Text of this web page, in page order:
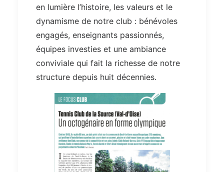
en lumière l’histoire, les valeurs et le
dynamisme de notre club : bénévoles
engagés, enseignants passionnés,
équipes investies et une ambiance
conviviale qui fait la richesse de notre
structure depuis huit décennies.